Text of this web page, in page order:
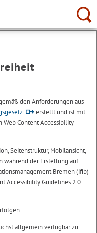
den Anforderungen aus
erstellt und ist mit
Content Accessibility
Seitenstruktur, Mobilansicht,
während der Erstellung auf
Bremen (ifib)
Accessibility Guidelines 2.0
allgemein verfügbar zu